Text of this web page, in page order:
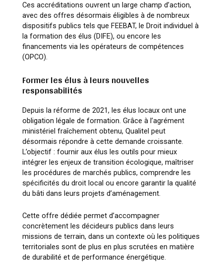
Ces accréditations ouvrent un large champ d’action,
avec des offres désormais éligibles à de nombreux
dispositifs publics tels que FEEBAT, le Droit individuel à
la formation des élus (DIFE), ou encore les
financements via les opérateurs de compétences
(OPCO).
Former les élus à leurs nouvelles
responsabilités
Depuis la réforme de 2021, les élus locaux ont une
obligation légale de formation. Grâce à l’agrément
ministériel fraîchement obtenu, Qualitel peut
désormais répondre à cette demande croissante.
L’objectif : fournir aux élus les outils pour mieux
intégrer les enjeux de transition écologique, maîtriser
les procédures de marchés publics, comprendre les
spécificités du droit local ou encore garantir la qualité
du bâti dans leurs projets d’aménagement.
Cette offre dédiée permet d’accompagner
concrètement les décideurs publics dans leurs
missions de terrain, dans un contexte où les politiques
territoriales sont de plus en plus scrutées en matière
de durabilité et de performance énergétique.